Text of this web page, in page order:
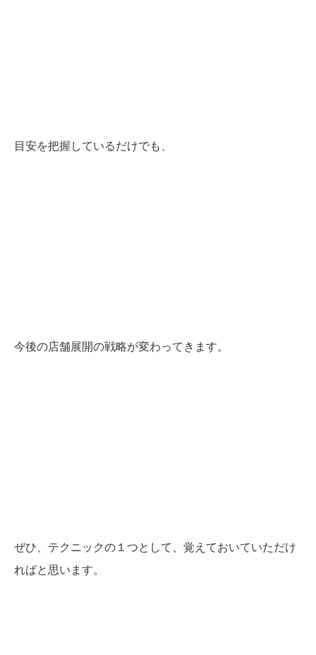
目安を把握しているだけでも、
今後の店舗展開の戦略が変わってきます。
ぜひ、テクニックの１つとして、 覚えておいていただけ
ればと思います。